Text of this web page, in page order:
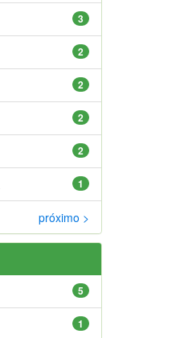
3
2
2
2
2
1
próximo >
5
1